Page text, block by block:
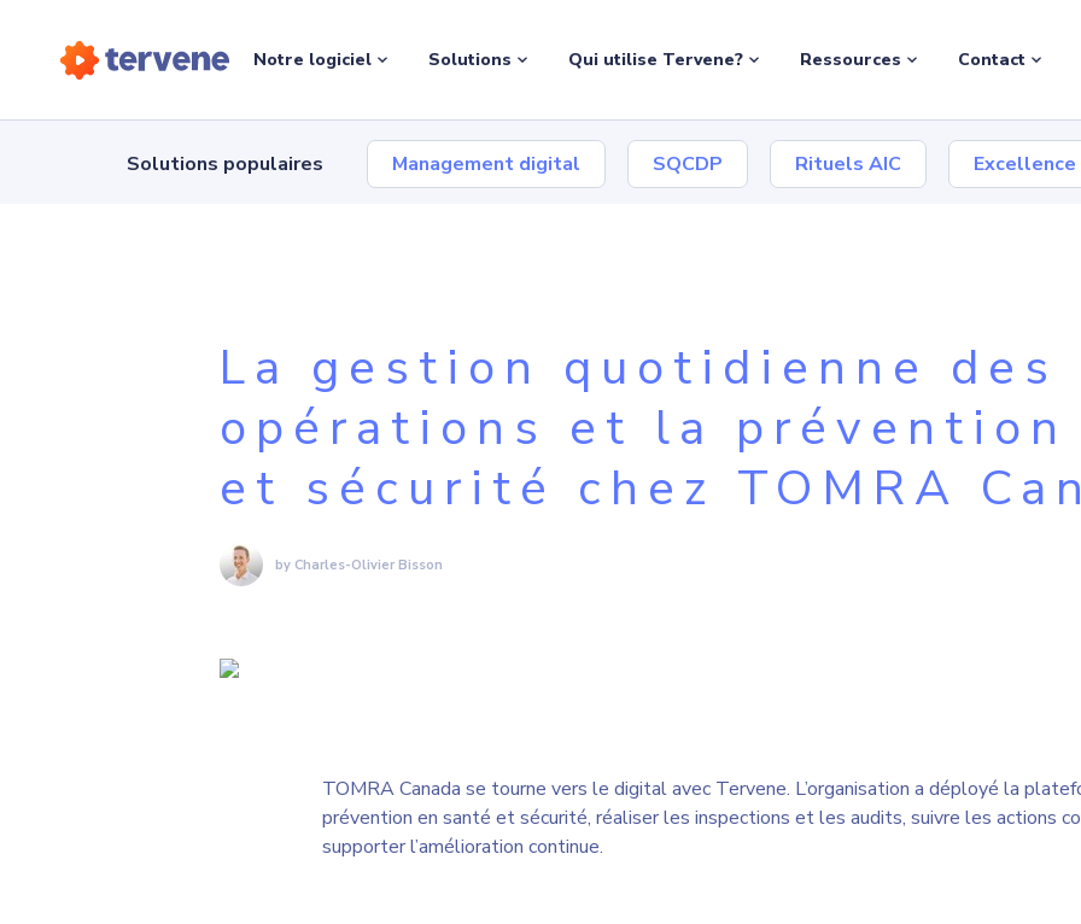
Notre logiciel Solutions Qui utilise Tervene? Ressources Contact
Solutions populaires Management digital SQCDP Rituels AIC
La gestion quotidienne des
opérations et la prévention
et sécurité chez TOMRA
by Charles-Olivier Bisson
TOMRA Canada se tourne vers le digital avec Tervene. L’organisation a déployé la
prévention en santé et sécurité, réaliser les inspections et les audits, suivre les actions
supporter l’amélioration continue.